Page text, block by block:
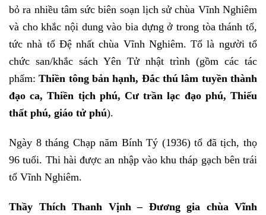
bỏ ra nhiều tâm sức biên soạn lịch sử chùa Vĩnh Nghiêm
và cho khắc nội dung vào bia dựng ở trong tòa thánh tổ,
tức nhà tổ Đệ nhất chùa Vĩnh Nghiêm. Tổ là người tổ
chức san/khắc sách Yên Tử nhật trình (gồm các tác
phẩm:Thiền tông bản hạnh, Đắc thú lâm tuyền thành
đạo ca, Thiền tịch phú, Cư trần lạc đạo phú, Thiếu
thất phú, giáo tử phú).
Ngày 8 tháng Chạp năm Bính Tý (1936) tổ đã tịch, thọ
96 tuổi. Thi hài được an nhập vào khu tháp gạch bên trái
tổ Vĩnh Nghiêm.
Thầy Thích Thanh Vịnh – Đương gia chùa Vĩnh